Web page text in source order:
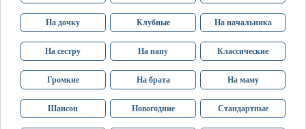
На дочку Клубные На начальника
На сестру На папу Классические
Громкие На брата На маму
Шансон Новогодние Стандартные